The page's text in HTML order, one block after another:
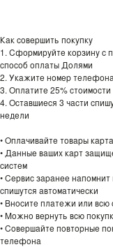
Как совершить покупку
1. Сформируйте корзину с
способ оплаты Долями
2. Укажите номер
3. Оплатите 25%
4. Оставшиеся 3 части
недели
• Оплачивайте товары
• Данные ваших карт
систем
• Сервис заранее
спишутся автоматически
• Вносите платежи или всю
• Можно вернуть всю
• Совершайте повторные
телефона